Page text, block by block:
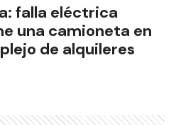
falla eléctrica
una camioneta en
de alquileres